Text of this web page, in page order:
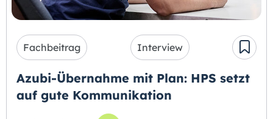
Fachbeitrag Interview
Azubi-Übernahme mit Plan: HPS setzt
auf gute Kommunikation